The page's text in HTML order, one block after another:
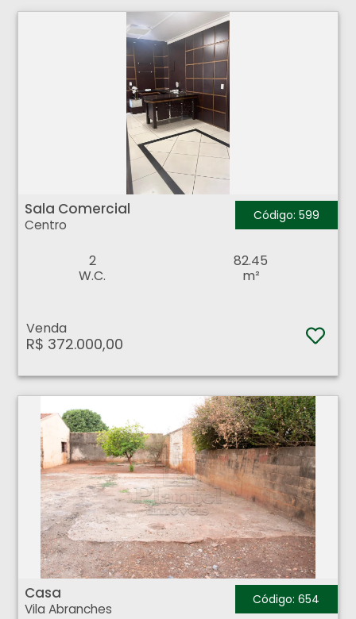
Sala Comercial - Centro - Ribeirão Preto
Sala Comercial
Centro
Código: 599
2
W.C.
82.45
m²
Venda
R$ 372.000,00
Casa - Vila Abranches - Ribeirão Preto
Casa
Vila Abranches
Código: 654